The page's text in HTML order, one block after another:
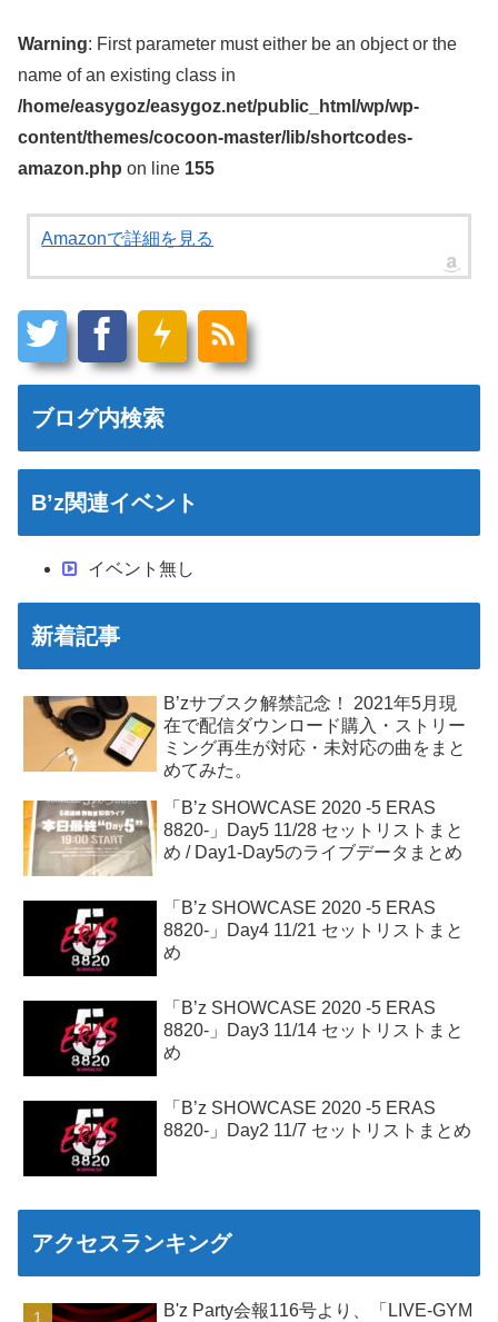
Warning: First parameter must either be an object or the
name of an existing class in
/home/easygoz/easygoz.net/public_html/wp/wp-
content/themes/cocoon-master/lib/shortcodes-
amazon.php on line 155
Amazonで詳細を見る
ブログ内検索
B’z関連イベント
イベント無し
新着記事
B’zサブスク解禁記念！ 2021年5月現
在で配信ダウンロード購入・ストリー
ミング再生が対応・未対応の曲をまと
めてみた。
「B’z SHOWCASE 2020 -5 ERAS
8820-」Day5 11/28 セットリストまと
め / Day1-Day5のライブデータまとめ
「B’z SHOWCASE 2020 -5 ERAS
8820-」Day4 11/21 セットリストまと
め
「B’z SHOWCASE 2020 -5 ERAS
8820-」Day3 11/14 セットリストまと
め
「B’z SHOWCASE 2020 -5 ERAS
8820-」Day2 11/7 セットリストまとめ
アクセスランキング
B'z Party会報116号より、「LIVE-GYM